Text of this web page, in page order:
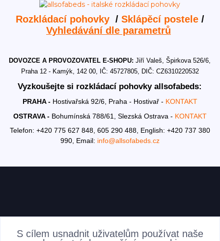
Rozkládací pohovky / Sklápěcí postele/
Vyhledávání dle parametrů
DOVOZCE A PROVOZOVATEL E-SHOPU:Jiří Valeš, Špirkova 526/6,
Praha 12 - Kamýk, 142 00, IČ: 45727805, DIČ: CZ6310220532
Vyzkoušejte si rozkládací pohovky allsofabeds:
PRAHA - Hostivařská 92/6, Praha - Hostivař - KONTAKT
OSTRAVA - Bohumínská 788/61, Slezská Ostrava - KONTAKT
Telefon: +420 775 627 848, 605 290 488, English: +420 737 380
990, Email: info@allsofabeds.cz
AKTUALITY
S cílem usnadnit uživatelům používat naše